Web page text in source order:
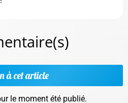
à cet article
le moment été publié.